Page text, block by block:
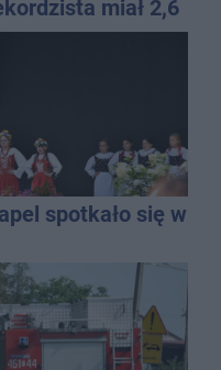
miał 2,6
spotkało się w